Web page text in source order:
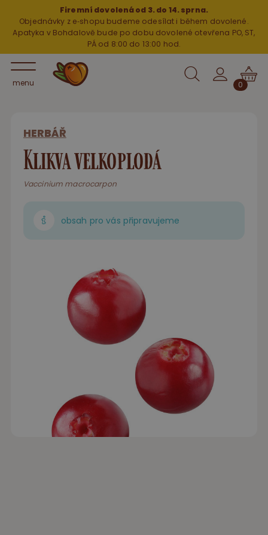
Firemní dovolená od 3. do 14. sprna.
Objednávky z e‑shopu budeme odesílat i během dovolené.
Apatyka v Bohdalově bude po dobu dovolené otevřena PO, ST,
PÁ od 8:00 do 13:00 hod.
menu 0
HERBÁŘ
Klikva velkoplodá
Vaccinium macrocarpon
obsah pro vás připravujeme